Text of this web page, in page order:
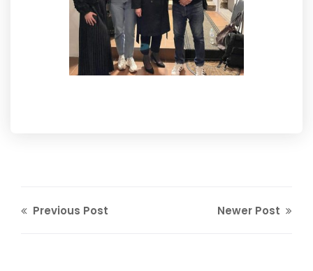
Previous Post Newer Post